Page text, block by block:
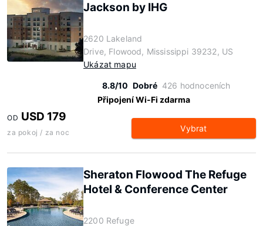
Jackson by IHG
2620 Lakeland
Drive, Flowood, Mississippi 39232, US
Ukázat mapu
8.8/10 Dobré 426 hodnoceních
Připojení Wi-Fi zdarma
OD USD 179
za pokoj / za noc Vybrat
Sheraton Flowood The Refuge
Hotel & Conference Center
2200 Refuge